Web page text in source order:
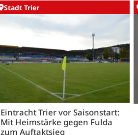
Stadt Trier
Eintracht Trier vor Saisonstart:
Mit Heimstärke gegen Fulda
zum Auftaktsieg